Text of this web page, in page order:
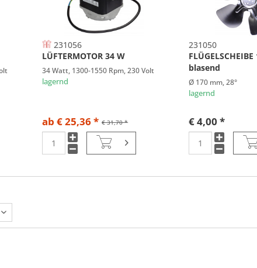
231056
LÜFTERMOTOR 34 W
34 Watt, 1300-1550 Rpm, 230 Volt
lagernd
€ 31,70 *
ab € 25,36 *
231050
blasend
Ø 170 mm, 28°
lagernd
€ 4,00 *